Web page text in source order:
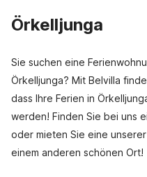
Örkelljunga
Sie suchen eine
Örkelljunga? Mit Belvilla
dass Ihre Ferien in
werden! Finden Sie bei uns
oder mieten Sie eine
einem anderen schönen Ort!